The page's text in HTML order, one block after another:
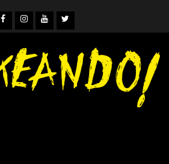
Facebook
Instagram
YouTube
Twitter